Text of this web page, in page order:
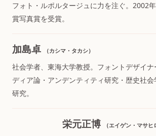
フォト・ルポルタージュに力を注ぐ。2002
賞写真賞を受賞。
加島卓 （カシマ・タカシ）
社会学者、東海大学教授。フォントデザイナ
ディア論・アンデンティティ研究・歴史社
研究。
栄元正博 （エイゲン・マサヒ